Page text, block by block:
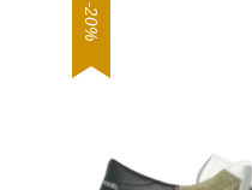
-20%